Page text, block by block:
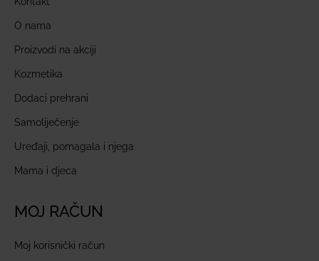
O nama
Proizvodi na akciji
Kozmetika
Dodaci prehrani
Samoliječenje
Uređaji, pomagala i njega
Mama i djeca
MOJ RAČUN
Moj korisnički račun